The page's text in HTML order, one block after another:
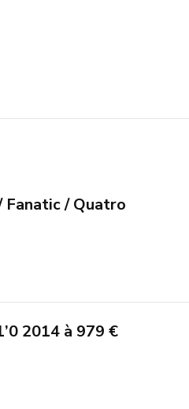
Fanatic / Quatro
2014 à 979 €